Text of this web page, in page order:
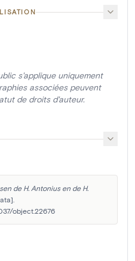
s'applique uniquement
associées peuvent
de droits d'auteur.
de H. Antonius en de H.
object.22676